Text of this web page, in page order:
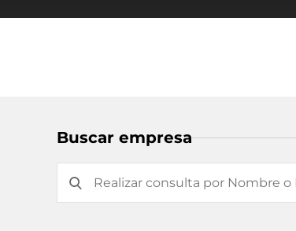
Buscar empresa